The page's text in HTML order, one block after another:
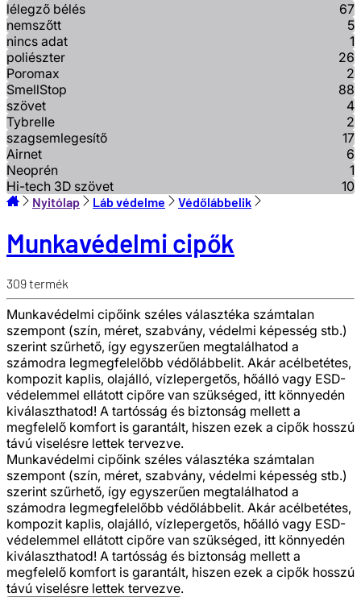
lélegző bélés
67
nemszőtt
5
nincs adat
1
poliészter
26
Poromax
2
SmellStop
88
szövet
4
Tybrelle
2
szagsemlegesítő
17
Airnet
6
Neoprén
1
Hi-tech 3D szövet
10
Nyitólap Láb védelme Védőlábbelik
Munkavédelmi cipők
309termék
Munkavédelmi cipőink széles választéka számtalan
szempont (szín, méret, szabvány, védelmi képesség stb.)
szerint szűrhető, így egyszerűen megtalálhatod a
számodra legmegfelelőbb védőlábbelit. Akár acélbetétes,
kompozit kaplis, olajálló, vízlepergetős, hőálló vagy ESD-
védelemmel ellátott cipőre van szükséged, itt könnyedén
kiválaszthatod! A tartósság és biztonság mellett a
megfelelő komfort is garantált, hiszen ezek a cipők hosszú
távú viselésre lettek tervezve.
Munkavédelmi cipőink széles választéka számtalan
szempont (szín, méret, szabvány, védelmi képesség stb.)
szerint szűrhető, így egyszerűen megtalálhatod a
számodra legmegfelelőbb védőlábbelit. Akár acélbetétes,
kompozit kaplis, olajálló, vízlepergetős, hőálló vagy ESD-
védelemmel ellátott cipőre van szükséged, itt könnyedén
kiválaszthatod! A tartósság és biztonság mellett a
megfelelő komfort is garantált, hiszen ezek a cipők hosszú
távú viselésre lettek tervezve.